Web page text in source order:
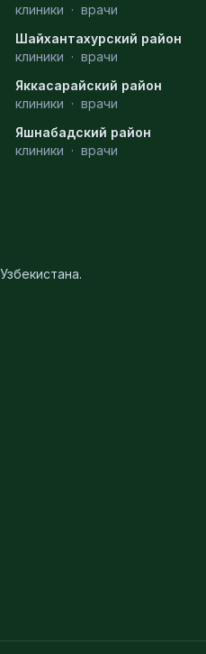
клиники · врачи
Шайхантахурский район
клиники · врачи
Яккасарайский район
клиники · врачи
Яшнабадский район
клиники · врачи